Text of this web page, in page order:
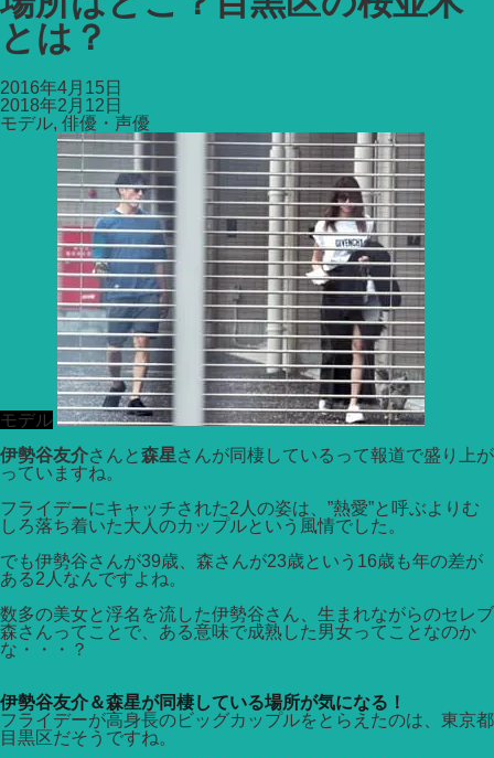
とは？
2016年4月15日
2018年2月12日
モデル, 俳優・声優
モデル
伊勢谷友介さんと 森星さんが同棲しているって報道で盛り上が
っていますね。
フライデーにキャッチされた2人の姿は、”熱愛”と呼ぶよりむ
しろ落ち着いた大人のカップルという風情でした。
でも伊勢谷さんが39歳、森さんが23歳という16歳も年の差が
ある2人なんですよね。
数多の美女と浮名を流した伊勢谷さん、生まれながらのセレブ
森さんってことで、ある意味で成熟した男女ってことなのか
な・・・？
伊勢谷友介＆森星が同棲している場所が気になる！
フライデーが高身長のビッグカップルをとらえたのは、東京都
目黒区だそうですね。